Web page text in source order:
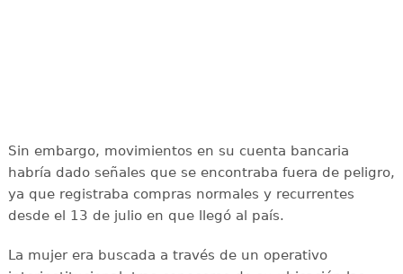
Sin embargo, movimientos en su cuenta bancaria
habría dado señales que se encontraba fuera de peligro,
ya que registraba compras normales y recurrentes
desde el 13 de julio en que llegó al país.
La mujer era buscada a través de un operativo